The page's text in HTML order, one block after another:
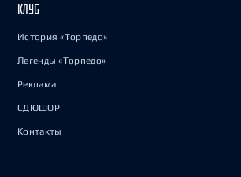
КЛУБ
История «Торпедо»
Легенды «Торпедо»
Реклама
СДЮШОР
Контакты